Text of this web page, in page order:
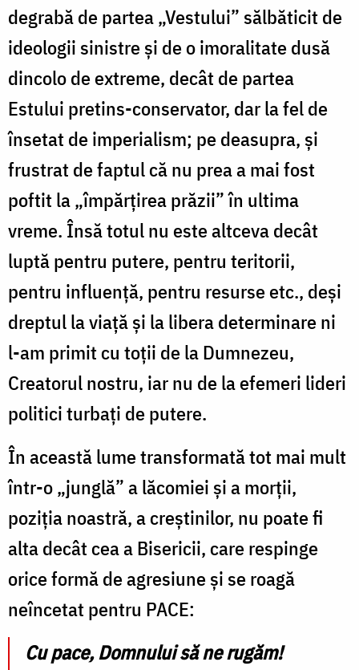
degrabă de partea „Vestului” sălbăticit de
ideologii sinistre și de o imoralitate dusă
dincolo de extreme, decât de partea
Estului pretins-conservator, dar la fel de
însetat de imperialism; pe deasupra, și
frustrat de faptul că nu prea a mai fost
poftit la „împărțirea prăzii” în ultima
vreme. Însă totul nu este altceva decât
luptă pentru putere, pentru teritorii,
pentru influență, pentru resurse etc., deși
dreptul la viață și la libera determinare ni
l-am primit cu toții de la Dumnezeu,
Creatorul nostru, iar nu de la efemeri lideri
politici turbați de putere.
În această lume transformată tot mai mult
într-o „junglă” a lăcomiei și a morții,
poziția noastră, a creștinilor, nu poate fi
alta decât cea a Bisericii, care respinge
orice formă de agresiune și se roagă
neîncetat pentru PACE:
Cu pace, Domnului să ne rugăm!